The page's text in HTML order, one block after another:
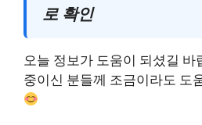
로 확인
오늘 정보가 도움이 되셨길 바
중이신 분들께 조금이라도 도